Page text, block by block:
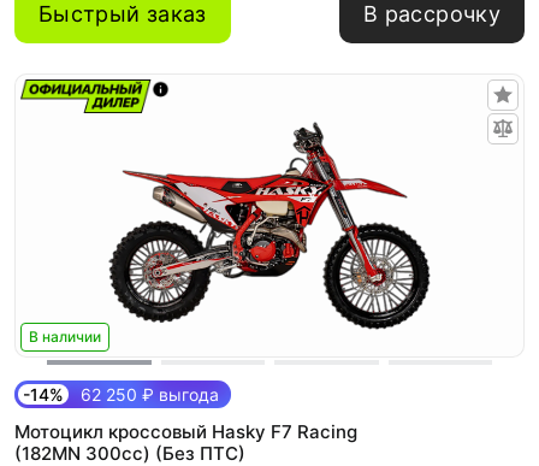
Быстрый заказ В рассрочку
В наличии
-14% 62 250 ₽ выгода
Мотоцикл кроссовый Hasky F7 Racing
(182MN 300cc) (Без ПТС)